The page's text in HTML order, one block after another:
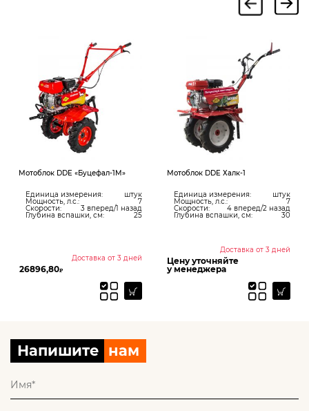
Мотоблок DDE «Буцефал-1M»
Единица измерения: штук
Мощность, л.с.: 7
Скорости: 3 вперед/1 назад
Глубина вспашки, см: 25
Доставка от 3 дней
26896,80₽
Мотоблок DDE Халк-1
Единица измерения: штук
Мощность, л.с.: 7
Скорости: 4 вперед/2 назад
Глубина вспашки, см: 30
Доставка от 3 дней
Цену уточняйте
у менеджера
Напишите нам